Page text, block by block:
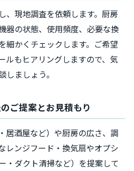
、現地調査を依頼します。厨房
器の状態、使用頻度、必要な換
細かくチェックします。ご希望
ルもヒアリングしますので、気
しましょう。
ご提案とお見積もり
居酒屋など）や厨房の広さ、調
レンジフード・換気扇やオプシ
・ダクト清掃など）を提案して